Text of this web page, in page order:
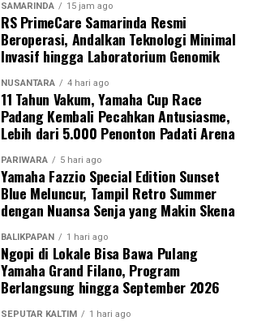
SAMARINDA 15 jam ago
RS PrimeCare Samarinda Resmi
Beroperasi, Andalkan Teknologi Minimal
Invasif hingga Laboratorium Genomik
NUSANTARA 4 hari ago
11 Tahun Vakum, Yamaha Cup Race
Padang Kembali Pecahkan Antusiasme,
Lebih dari 5.000 Penonton Padati Arena
PARIWARA 5 hari ago
Yamaha Fazzio Special Edition Sunset
Blue Meluncur, Tampil Retro Summer
dengan Nuansa Senja yang Makin Skena
BALIKPAPAN 1 hari ago
Ngopi di Lokale Bisa Bawa Pulang
Yamaha Grand Filano, Program
Berlangsung hingga September 2026
SEPUTAR KALTIM 1 hari ago